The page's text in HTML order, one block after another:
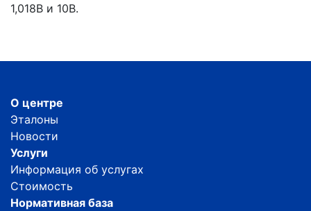
1,018В и 10В.
О центре
Эталоны
Новости
Услуги
Информация об услугах
Стоимость
Нормативная база